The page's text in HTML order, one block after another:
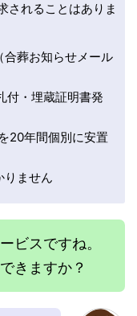
されることはありま
合葬お知らせメール
付・埋蔵証明書発
20年間個別に安置
りません
ビスですね。
きますか？